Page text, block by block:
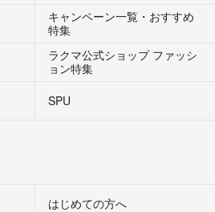
キャンペーン一覧・おすすめ
特集
ラクマ公式ショップ ファッシ
ョン特集
SPU
はじめての方へ